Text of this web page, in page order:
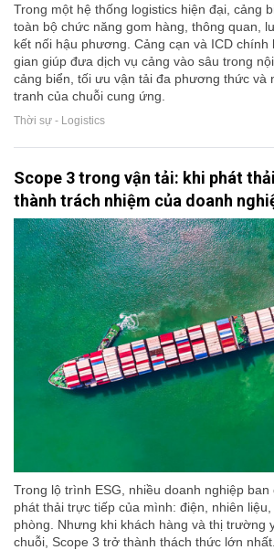
Trong một hệ thống logistics hiện đại, cảng
toàn bộ chức năng gom hàng, thông quan,
kết nối hậu phương. Cảng cạn và ICD chính
gian giúp đưa dịch vụ cảng vào sâu trong
cảng biển, tối ưu vận tải đa phương thức và
tranh của chuỗi cung ứng.
Thời sự - Logistics
Scope 3 trong vận tải: khi phát
thành trách nhiệm của doanh
Trong lộ trình ESG, nhiều doanh nghiệp
phát thải trực tiếp của mình: điện, nhiên liệu,
phòng. Nhưng khi khách hàng và thị trường
chuỗi, Scope 3 trở thành thách thức lớn